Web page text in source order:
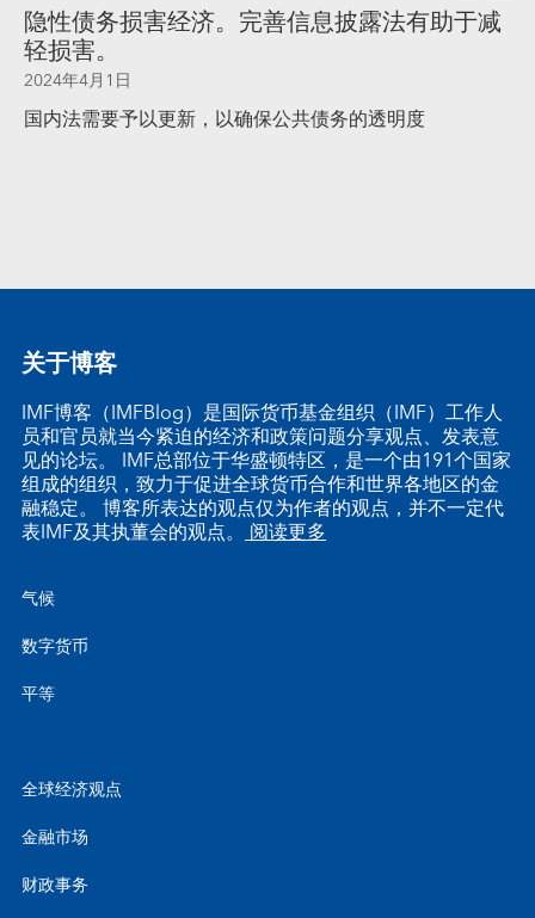
隐性债务损害经济。完善信息披露法有助于减
轻损害。
2024年4月1日
国内法需要予以更新，以确保公共债务的透明度
关于博客
IMF博客（IMFBlog）是国际货币基金组织（IMF）工作人
员和官员就当今紧迫的经济和政策问题分享观点、发表意
见的论坛。 IMF总部位于华盛顿特区，是一个由191个国家
组成的组织，致力于促进全球货币合作和世界各地区的金
融稳定。 博客所表达的观点仅为作者的观点，并不一定代
表IMF及其执董会的观点。 阅读更多
气候
数字货币
平等
全球经济观点
金融市场
财政事务